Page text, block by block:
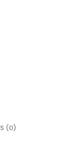
(0)